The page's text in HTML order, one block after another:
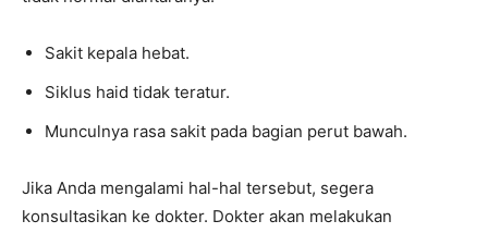
Sakit kepala hebat.
Siklus haid tidak teratur.
Munculnya rasa sakit pada bagian perut bawah.
Jika Anda mengalami hal-hal tersebut, segera
konsultasikan ke dokter. Dokter akan melakukan